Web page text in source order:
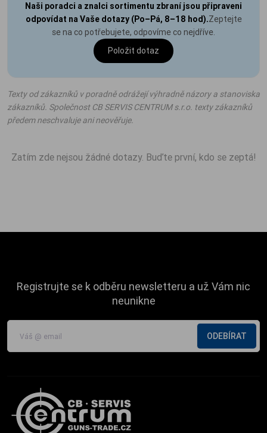
Naši poradci a znalci sortimentu zbraní jsou připraveni
odpovídat na Vaše dotazy (Po–Pá, 8–18 hod).Zeptejte
se na co potřebujete, odpovíme co nejdříve.
Položit dotaz
Texty od zákazníků v poradně odrážejí výhradně názory a stanoviska
zákazníků. Společnost CB SERVIS CENTRUM s.r.o. texty zákazníků
předem neschvaluje ani neověřuje.
Zatím zde nejsou žádné dotazy. Buďte první, kdo se zeptá!
Registrujte se k odběru newsletteru a už Vám nic
neunikne
ODEBÍRAT